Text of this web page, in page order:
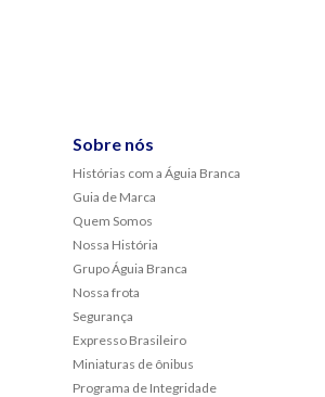
Sobre nós
Histórias com a Águia Branca
Guia de Marca
Quem Somos
Nossa História
Grupo Águia Branca
Nossa frota
Segurança
Expresso Brasileiro
Miniaturas de ônibus
Programa de Integridade